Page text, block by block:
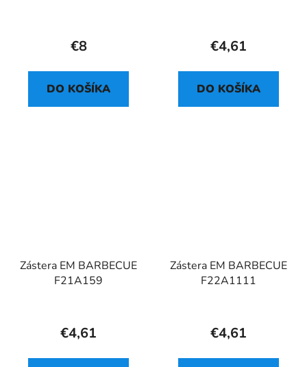
€8
DO KOŠÍKA
€4,61
DO KOŠÍKA
Zástera EM BARBECUE
F21A159
€4,61
Zástera EM BARBECUE
F22A1111
€4,61